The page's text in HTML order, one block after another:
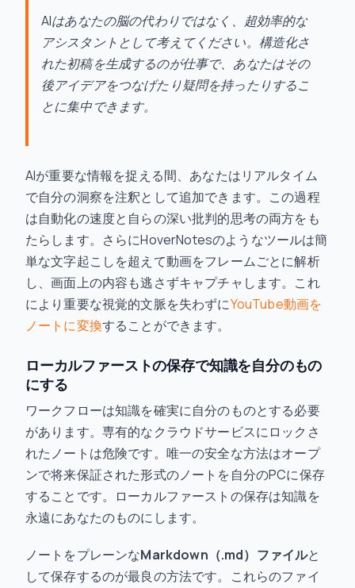
AIはあなたの脳の代わりではなく、超効率的な
アシスタントとして考えてください。構造化さ
れた初稿を生成するのが仕事で、あなたはその
後アイデアをつなげたり疑問を持ったりするこ
とに集中できます。
AIが重要な情報を捉える間、あなたはリアルタイム
で自分の洞察を注釈として追加できます。この過程
は自動化の速度と自らの深い批判的思考の両方をも
たらします。さらにHoverNotesのようなツールは簡
単な文字起こしを超えて動画をフレームごとに解析
し、画面上の内容も逃さずキャプチャします。これ
により重要な視覚的文脈を失わずにYouTube動画を
ノートに変換することができます。
ローカルファーストの保存で知識を自分のもの
にする
ワークフローは知識を確実に自分のものとする必要
があります。専有的なクラウドサービスにロックさ
れたノートは危険です。唯一の安全な方法はオープ
ンで将来保証された形式のノートを自分のPCに保存
することです。ローカルファーストの保存は知識を
永遠にあなたのものにします。
ノートをプレーンなMarkdown（.md）ファイルと
して保存するのが最良の方法です。これらのファイ